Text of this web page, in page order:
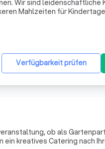
Wir sind leidenschaftliche
Mahlzeiten für
Verfügbarkeit prüfen
ob als
kreatives Catering nach